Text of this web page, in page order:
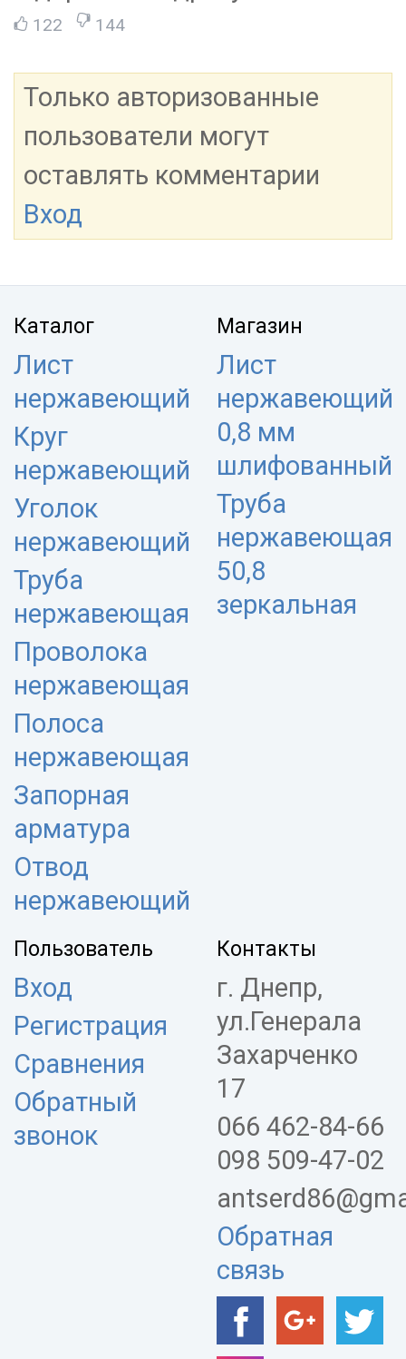
122 144
Только авторизованные
пользователи могут
оставлять комментарии
Вход
Каталог
Лист
нержавеющий
Круг
нержавеющий
Уголок
нержавеющий
Труба
нержавеющая
Проволока
нержавеющая
Полоса
нержавеющая
Запорная
арматура
Отвод
нержавеющий
Магазин
Лист
нержавеющий
0,8 мм
шлифованный
Труба
нержавеющая
50,8
зеркальная
Пользователь
Вход
Регистрация
Сравнения
Обратный
звонок
Контакты
г. Днепр,
ул.Генерала
Захарченко
17
066 462-84-66
098 509-47-02
Обратная
связь